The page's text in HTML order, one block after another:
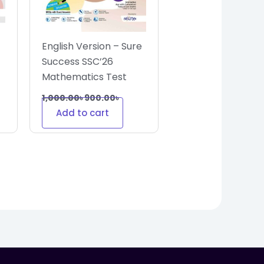
English Version – Sure
Success SSC’26
Mathematics Test
Papers+Made Easy
1,000.00৳900.00৳
Add to cart